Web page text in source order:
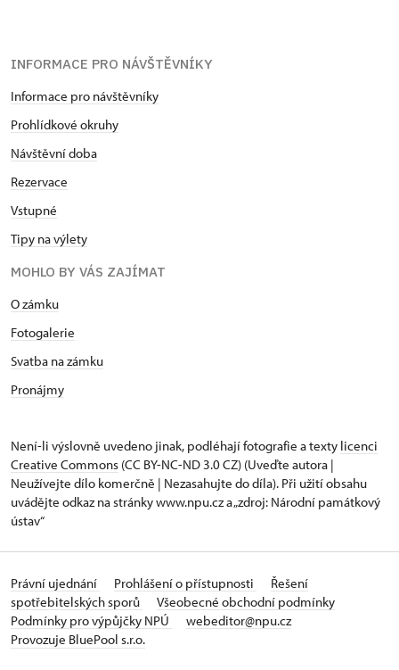
INFORMACE PRO NÁVŠTĚVNÍKY
Informace pro návštěvníky
Prohlídkové okruhy
Návštěvní doba
Rezervace
Vstupné
Tipy na výlety
MOHLO BY VÁS ZAJÍMAT
O zámku
Fotogalerie
Svatba na zámku
Pronájmy
Není-li výslovně uvedeno jinak, podléhají fotografie a texty licenci
Creative Commons (CC BY-NC-ND 3.0 CZ) (Uveďte autora |
Neužívejte dílo komerčně | Nezasahujte do díla). Při užití obsahu
uvádějte odkaz na stránky www.npu.cz a „zdroj: Národní památkový
ústav“
Právní ujednání Prohlášení o přístupnosti
Řešení
spotřebitelských sporů
Všeobecné obchodní podmínky
Podmínky pro výpůjčky NPÚ
webeditor@npu.cz
Provozuje BluePool s.r.o.